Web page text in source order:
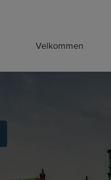
Velkommen